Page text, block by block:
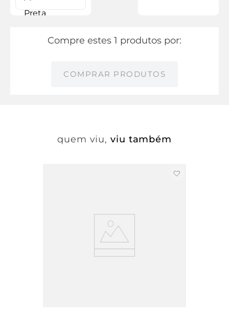
Compre estes 1 produtos por:
COMPRAR PRODUTOS
quem viu, viu também